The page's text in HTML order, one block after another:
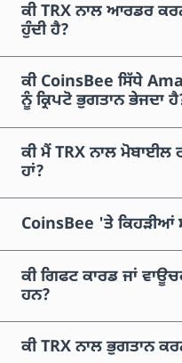
ਕੀ TRX ਨਾਲ ਆਰਡਰ
ਹੁੰਦੀ ਹੈ?
ਕੀ CoinsBee ਸਿੱਧੇ
ਨੂੰ ਕ੍ਰਿਪਟੋ ਭੁਗਤਾਨ ਭੇਜਦਾ
ਕੀ ਮੈਂ TRX ਨਾਲ ਮੋਬਾਈਲ
ਹਾਂ?
CoinsBee 'ਤੇ
ਕੀ ਗਿਫਟ ਕਾਰਡ ਜਾਂ
ਹਨ?
ਕੀ TRX ਨਾਲ ਭੁਗਤਾਨ